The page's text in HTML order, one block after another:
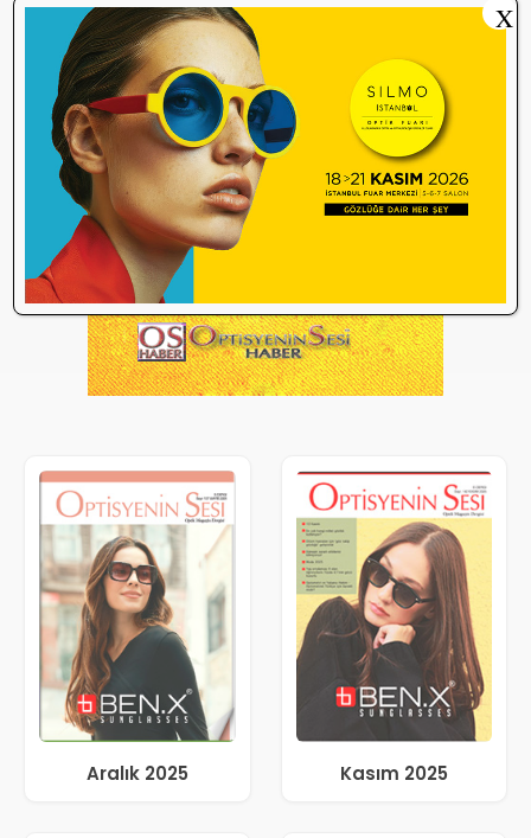
ÜTS’de Miadı Dolan Gözlük Çerçeveleri
SGK İşlemlerini Engelliyor!
Aralık 2025 Kasım 2025
X